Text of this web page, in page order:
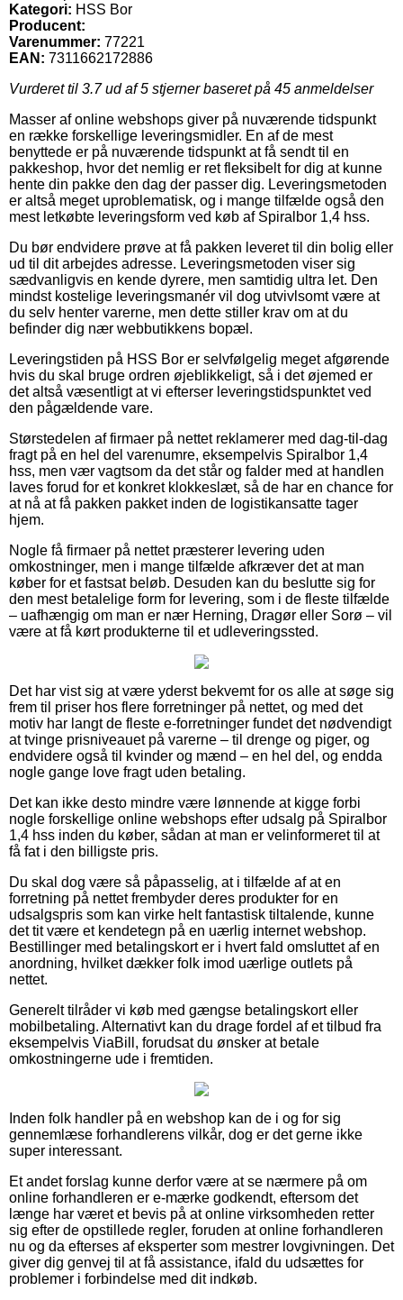
Kategori: HSS Bor
Producent:
Varenummer: 77221
EAN: 7311662172886
Vurderet til 3.7ud af 5 stjerner baseret på 45 anmeldelser
Masser af online webshops giver på nuværende tidspunkt
en række forskellige leveringsmidler. En af de mest
benyttede er på nuværende tidspunkt at få sendt til en
pakkeshop, hvor det nemlig er ret fleksibelt for dig at kunne
hente din pakke den dag der passer dig. Leveringsmetoden
er altså meget uproblematisk, og i mange tilfælde også den
mest letkøbte leveringsform ved køb af Spiralbor 1,4 hss.
Du bør endvidere prøve at få pakken leveret til din bolig eller
ud til dit arbejdes adresse. Leveringsmetoden viser sig
sædvanligvis en kende dyrere, men samtidig ultra let. Den
mindst kostelige leveringsmanér vil dog utvivlsomt være at
du selv henter varerne, men dette stiller krav om at du
befinder dig nær webbutikkens bopæl.
Leveringstiden på HSS Bor er selvfølgelig meget afgørende
hvis du skal bruge ordren øjeblikkeligt, så i det øjemed er
det altså væsentligt at vi efterser leveringstidspunktet ved
den pågældende vare.
Størstedelen af firmaer på nettet reklamerer med dag-til-dag
fragt på en hel del varenumre, eksempelvis Spiralbor 1,4
hss, men vær vagtsom da det står og falder med at handlen
laves forud for et konkret klokkeslæt, så de har en chance for
at nå at få pakken pakket inden de logistikansatte tager
hjem.
Nogle få firmaer på nettet præsterer levering uden
omkostninger, men i mange tilfælde afkræver det at man
køber for et fastsat beløb. Desuden kan du beslutte sig for
den mest betalelige form for levering, som i de fleste tilfælde
– uafhængig om man er nær Herning, Dragør eller Sorø – vil
være at få kørt produkterne til et udleveringssted.
Det har vist sig at være yderst bekvemt for os alle at søge sig
frem til priser hos flere forretninger på nettet, og med det
motiv har langt de fleste e-forretninger fundet det nødvendigt
at tvinge prisniveauet på varerne – til drenge og piger, og
endvidere også til kvinder og mænd – en hel del, og endda
nogle gange love fragt uden betaling.
Det kan ikke desto mindre være lønnende at kigge forbi
nogle forskellige online webshops efter udsalg på Spiralbor
1,4 hss inden du køber, sådan at man er velinformeret til at
få fat i den billigste pris.
Du skal dog være så påpasselig, at i tilfælde af at en
forretning på nettet frembyder deres produkter for en
udsalgspris som kan virke helt fantastisk tiltalende, kunne
det tit være et kendetegn på en uærlig internet webshop.
Bestillinger med betalingskort er i hvert fald omsluttet af en
anordning, hvilket dækker folk imod uærlige outlets på
nettet.
Generelt tilråder vi køb med gængse betalingskort eller
mobilbetaling. Alternativt kan du drage fordel af et tilbud fra
eksempelvis ViaBill, forudsat du ønsker at betale
omkostningerne ude i fremtiden.
Inden folk handler på en webshop kan de i og for sig
gennemlæse forhandlerens vilkår, dog er det gerne ikke
super interessant.
Et andet forslag kunne derfor være at se nærmere på om
online forhandleren er e-mærke godkendt, eftersom det
længe har været et bevis på at online virksomheden retter
sig efter de opstillede regler, foruden at online forhandleren
nu og da efterses af eksperter som mestrer lovgivningen. Det
giver dig genvej til at få assistance, ifald du udsættes for
problemer i forbindelse med dit indkøb.